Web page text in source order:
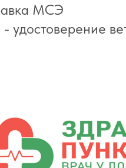
МСЭ
удостоверение